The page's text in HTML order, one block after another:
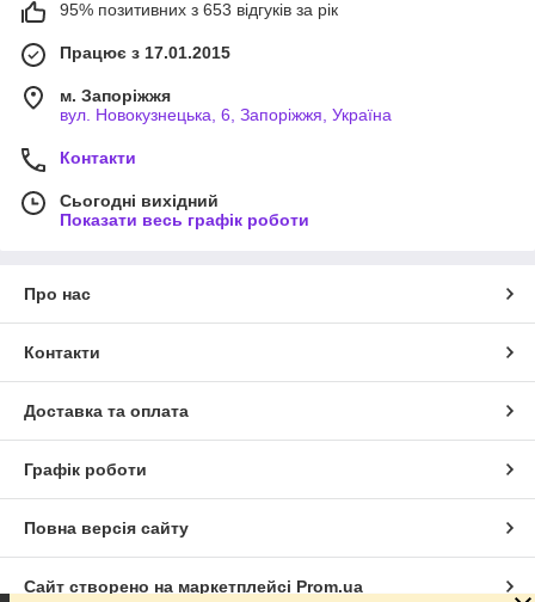
95% позитивних з 653 відгуків за рік
Працює з 17.01.2015
м. Запоріжжя
вул. Новокузнецька, 6, Запоріжжя, Україна
Контакти
Сьогодні вихідний
Показати весь графік роботи
Про нас
Контакти
Доставка та оплата
Графік роботи
Повна версія сайту
Сайт створено на маркетплейсі Prom.ua